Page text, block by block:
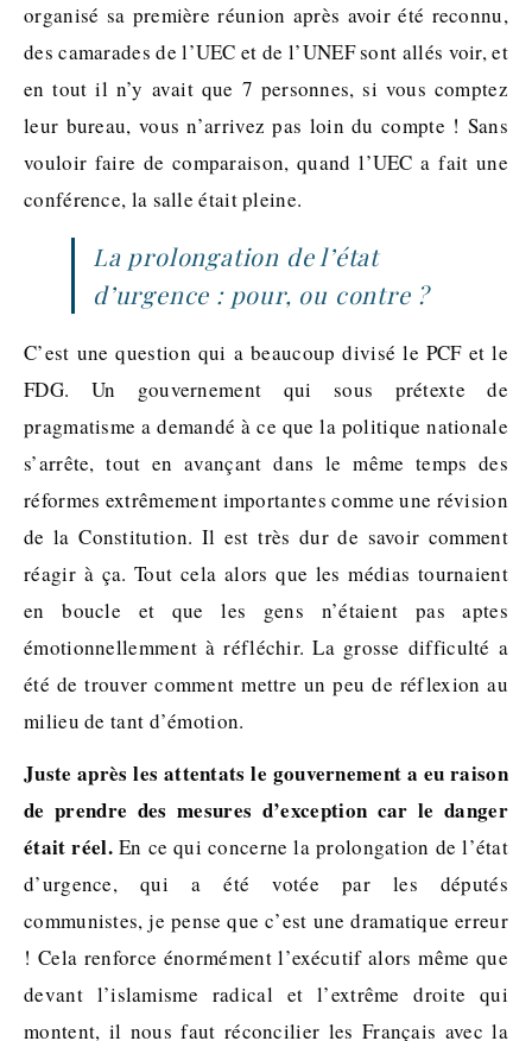
organisé sa première réunion après avoir été reconnu,
des camarades de l’UEC et de l’UNEF sont allés voir, et
en tout il n’y avait que 7 personnes, si vous comptez
leur bureau, vous n’arrivez pas loin du compte ! Sans
vouloir faire de comparaison, quand l’UEC a fait une
conférence, la salle était pleine.
La prolongation de l’état
d’urgence : pour, ou contre ?
C’est une question qui a beaucoup divisé le PCF et le
FDG. Un gouvernement qui sous prétexte de
pragmatisme a demandé à ce que la politique nationale
s’arrête, tout en avançant dans le même temps des
réformes extrêmement importantes comme une révision
de la Constitution. Il est très dur de savoir comment
réagir à ça. Tout cela alors que les médias tournaient
en boucle et que les gens n’étaient pas aptes
émotionnellemment à réfléchir. La grosse difficulté a
été de trouver comment mettre un peu de réflexion au
milieu de tant d’émotion.
Juste après les attentats le gouvernement a eu raison
de prendre des mesures d’exception car le danger
était réel. En ce qui concerne la prolongation de l’état
d’urgence, qui a été votée par les députés
communistes, je pense que c’est une dramatique erreur
! Cela renforce énormément l’exécutif alors même que
devant l’islamisme radical et l’extrême droite qui
montent, il nous faut réconcilier les Français avec la